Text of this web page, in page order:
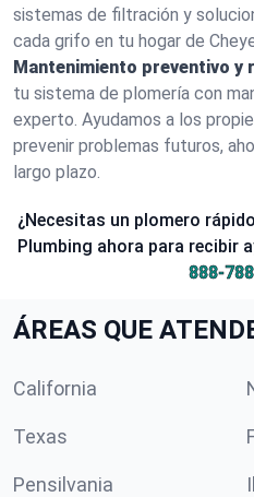
sistemas de filtración y
cada grifo en tu hogar de
Mantenimiento preventivo y
tu sistema de plomería con
experto. Ayudamos a los
prevenir problemas futuros,
largo plazo.
¿Necesitas un plomero
Plumbing ahora para recibir
888-
ÁREAS QUE
California
Texas
Pensilvania